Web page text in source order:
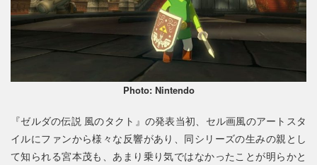
Photo: Nintendo
『ゼルダの伝説 風のタクト』の発表当初、セル画風のアートスタ
イルにファンから様々な反響があり、同シリーズの生みの親とし
て知られる宮本茂も、あまり乗り気ではなかったことが明らかと